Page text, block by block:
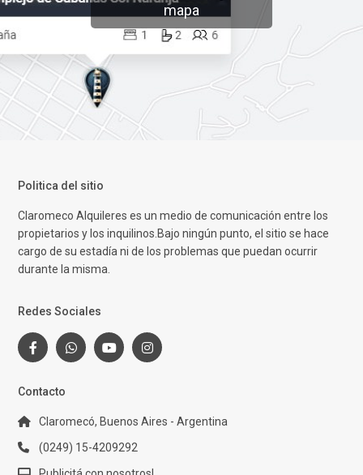
mapa
Politica del sitio
Claromeco Alquileres es un medio de comunicación entre los
propietarios y los inquilinos.Bajo ningún punto, el sitio se hace
cargo de su estadía ni de los problemas que puedan ocurrir
durante la misma.
Redes Sociales
Contacto
Claromecó, Buenos Aires - Argentina
(0249) 15-4209292